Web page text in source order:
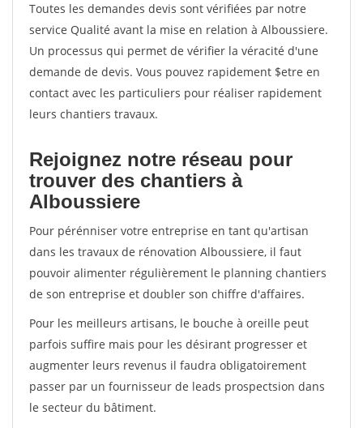
Toutes les demandes devis sont vérifiées par notre
service Qualité avant la mise en relation à Alboussiere.
Un processus qui permet de vérifier la véracité d'une
demande de devis. Vous pouvez rapidement $etre en
contact avec les particuliers pour réaliser rapidement
leurs chantiers travaux.
Rejoignez notre réseau pour
trouver des chantiers à
Alboussiere
Pour pérénniser votre entreprise en tant qu'artisan
dans les travaux de rénovation Alboussiere, il faut
pouvoir alimenter régulièrement le planning chantiers
de son entreprise et doubler son chiffre d'affaires.
Pour les meilleurs artisans, le bouche à oreille peut
parfois suffire mais pour les désirant progresser et
augmenter leurs revenus il faudra obligatoirement
passer par un fournisseur de leads prospectsion dans
le secteur du bâtiment.